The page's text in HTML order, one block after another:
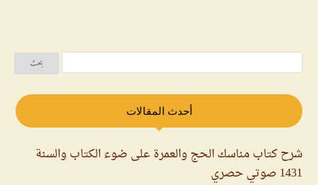
أحدث المقالات
شرح كتاب مناسك الحج والعمرة على ضوء الكتاب والسنة
1431 صوتي حصري